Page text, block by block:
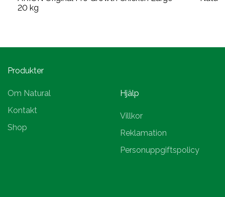
20 kg
Produkter
Om Natural
Kontakt
Shop
Hjälp
Villkor
Reklamation
Personuppgiftspolicy